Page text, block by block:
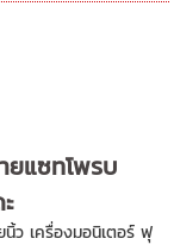
ยแซทโพรบ
ว เครื่องมอนิเตอร์ ฟุ